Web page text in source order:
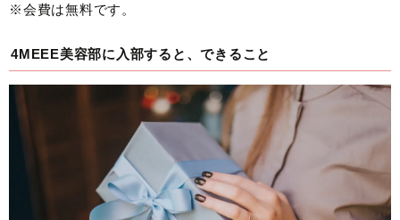
※会費は無料です。
4MEEE美容部に入部すると、できること